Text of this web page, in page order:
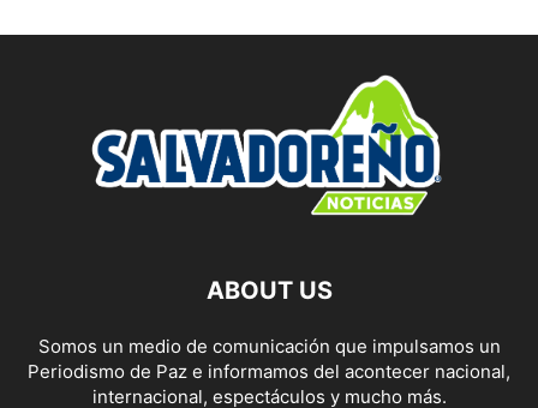
ABOUT US
Somos un medio de comunicación que impulsamos un
Periodismo de Paz e informamos del acontecer nacional,
internacional, espectáculos y mucho más.